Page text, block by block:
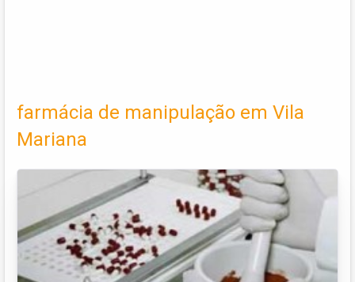
farmácia de manipulação em Vila
Mariana